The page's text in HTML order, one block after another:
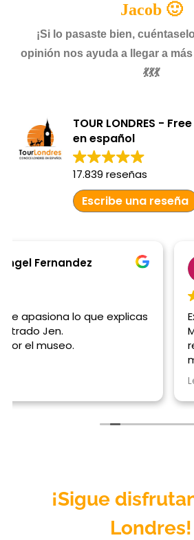
Jacob 🙂
¡Si lo pasaste bien,
opinión nos ayuda a llegar a
💃💃💃
TOUR LONDRES -
en español
17.839 reseñas
Escribe una reseña
Katja Kavcic
Excelente el tour por el British
Melina. Explicaba muy bien! La
recomiendo, me hubiese
mas tours con ella pero habia
¡Sigue
Londres!